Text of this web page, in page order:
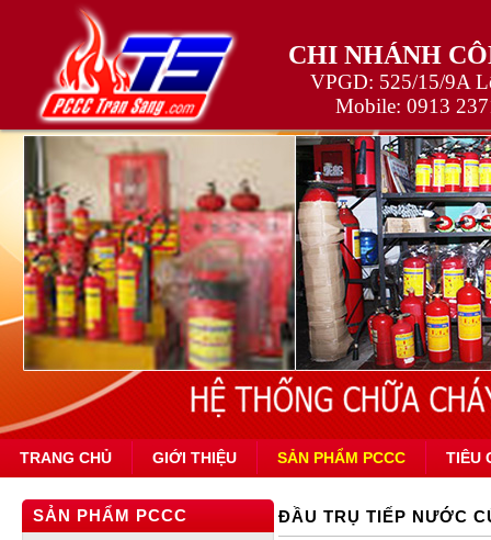
CHI NHÁNH
VPGD: 525/15/9A
Mobile: 0913
TRANG CHỦ GIỚI THIỆU SẢN PHẨM PCCC TIÊU
SẢN PHẨM PCCC ĐẦU TRỤ TIẾP NƯỚC